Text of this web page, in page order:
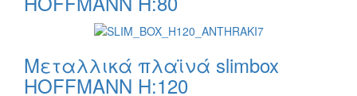
Μεταλλικά πλαϊνά slimbox
HOFFMANN H:120